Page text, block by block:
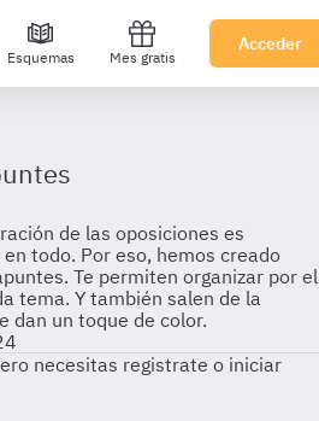
Esquemas Mes gratis
Acceder
de las oposiciones es
todo. Por eso, hemos creado
Te permiten organizar por el
tema. Y también salen de la
dan un toque de color.
necesitas registrate o iniciar